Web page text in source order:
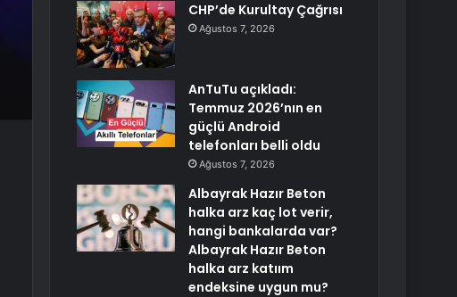
CHP’de Kurultay Çağrısı
Ağustos 7, 2026
AnTuTu açıkladı:
Temmuz 2026’nın en
güçlü Android
telefonları belli oldu
Ağustos 7, 2026
Albayrak Hazır Beton
halka arz kaç lot verir,
hangi bankalarda var?
Albayrak Hazır Beton
halka arz katıım
endeksine uygun mu?